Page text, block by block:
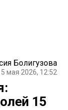
Болигузова
мая 2026, 12:52
15